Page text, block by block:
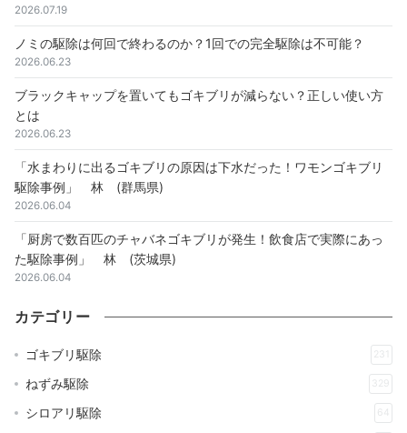
2026.07.19
ノミの駆除は何回で終わるのか？1回での完全駆除は不可能？
2026.06.23
ブラックキャップを置いてもゴキブリが減らない？正しい使い方
とは
2026.06.23
「水まわりに出るゴキブリの原因は下水だった！ワモンゴキブリ
駆除事例」 林 (群馬県)
2026.06.04
「厨房で数百匹のチャバネゴキブリが発生！飲食店で実際にあっ
た駆除事例」 林 (茨城県)
2026.06.04
カテゴリー
ゴキブリ駆除 231
ねずみ駆除 329
シロアリ駆除 64